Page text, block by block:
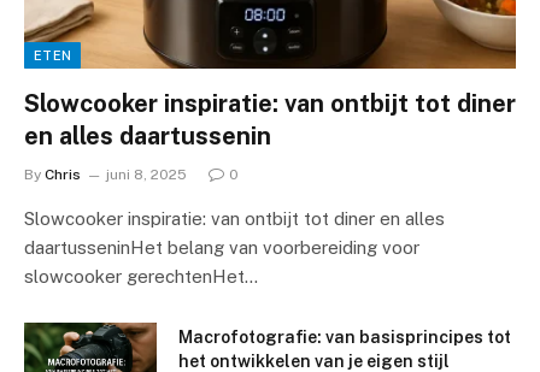
ETEN
Slowcooker inspiratie: van ontbijt tot diner
en alles daartussenin
By Chris juni 8, 2025 0
Slowcooker inspiratie: van ontbijt tot diner en alles
daartusseninHet belang van voorbereiding voor
slowcooker gerechtenHet…
Macrofotografie: van basisprincipes tot
het ontwikkelen van je eigen stijl